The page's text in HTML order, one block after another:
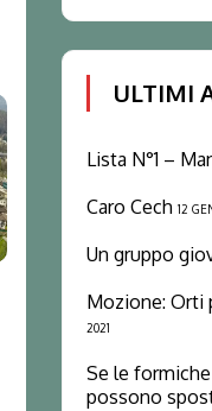
ULTIMI
Lista N°1 –
Caro Cech 12
Un gruppo
Mozione: Orti
2021
Se le
possono